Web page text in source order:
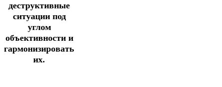
деструктивные
ситуации под
углом
объективности и
гармонизировать
их.